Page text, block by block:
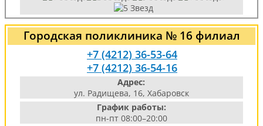
Городская поликлиника № 16 филиал
+7 (4212) 36-53-64
+7 (4212) 36-54-16
Адрес:
ул. Радищева, 16, Хабаровск
График работы:
пн-пт 08:00–20:00